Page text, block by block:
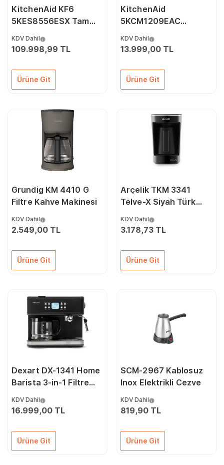
KitchenAid KF6
5KES8556ESX Tam
Makinesi – İnox
KDV Dahil
109.998,99 TL
Ürüne Git
KitchenAid
5KCM1209EAC
Kahve Makinesi
KDV Dahil
13.999,00 TL
Ürüne Git
Grundig KM 4410 G
Filtre Kahve Makinesi
KDV Dahil
2.549,00 TL
Ürüne Git
Arçelik TKM 3341
Telve-X Siyah Türk
KDV Dahil
3.178,73 TL
Ürüne Git
Dexart DX-1341 Home
Barista 3-in-1 Filtre
Makinesi
KDV Dahil
16.999,00 TL
Ürüne Git
SCM-2967 Kablosuz
Inox Elektrikli Cezve
KDV Dahil
819,90 TL
Ürüne Git